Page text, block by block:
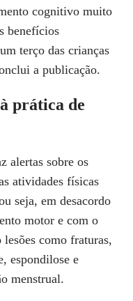
cognitivo muito
benefícios
terço das crianças
a publicação.
prática de
alertas sobre os
atividades físicas
seja, em desacordo
motor e com o
lesões como fraturas,
espondilose e
menstrual.